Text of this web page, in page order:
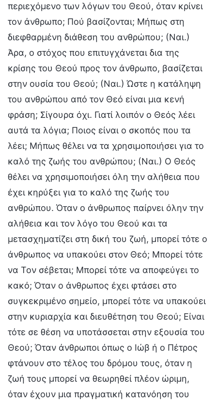
περιεχόμενο των λόγων του Θεού, όταν κρίνει
τον άνθρωπο; Πού βασίζονται; Μήπως στη
διεφθαρμένη διάθεση του ανθρώπου; (Ναι.)
Άρα, ο στόχος που επιτυγχάνεται δια της
κρίσης του Θεού προς τον άνθρωπο, βασίζεται
στην ουσία του Θεού; (Ναι.) Ώστε η κατάληψη
του ανθρώπου από τον Θεό είναι μια κενή
φράση; Σίγουρα όχι. Γιατί λοιπόν ο Θεός λέει
αυτά τα λόγια; Ποιος είναι ο σκοπός που τα
λέει; Μήπως θέλει να τα χρησιμοποιήσει για το
καλό της ζωής του ανθρώπου; (Ναι.) Ο Θεός
θέλει να χρησιμοποιήσει όλη την αλήθεια που
έχει κηρύξει για το καλό της ζωής του
ανθρώπου. Όταν ο άνθρωπος παίρνει όλην την
αλήθεια και τον λόγο του Θεού και τα
μετασχηματίζει στη δική του ζωή, μπορεί τότε ο
άνθρωπος να υπακούει στον Θεό; Μπορεί τότε
να Τον σέβεται; Μπορεί τότε να αποφεύγει το
κακό; Όταν ο άνθρωπος έχει φτάσει στο
συγκεκριμένο σημείο, μπορεί τότε να υπακούει
στην κυριαρχία και διευθέτηση του Θεού; Είναι
τότε σε θέση να υποτάσσεται στην εξουσία του
Θεού; Όταν άνθρωποι όπως ο Ιώβ ή ο Πέτρος
φτάνουν στο τέλος του δρόμου τους, όταν η
ζωή τους μπορεί να θεωρηθεί πλέον ώριμη,
όταν έχουν μια πραγματική κατανόηση του